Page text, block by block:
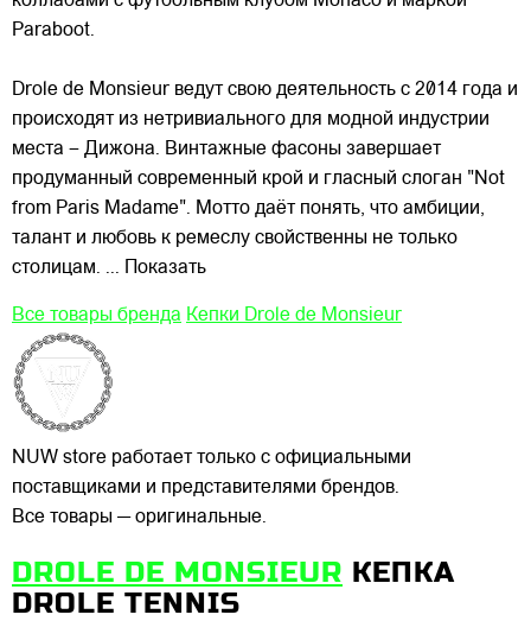
Paraboot.
Drole de Monsieur ведут свою деятельность с 2014 года и
происходят из нетривиального для модной индустрии
места – Дижона. Винтажные фасоны завершает
продуманный современный крой и гласный слоган "Not
from Paris Madame". Мотто даёт понять, что амбиции,
талант и любовь к ремеслу свойственны не только
столицам. ... Показать
Все товары бренда Кепки Drole de Monsieur
NUW store работает только с официальными
поставщиками и представителями брендов.
Все товары — оригинальные.
DROLE DE MONSIEUR КЕПКА
DROLE TENNIS